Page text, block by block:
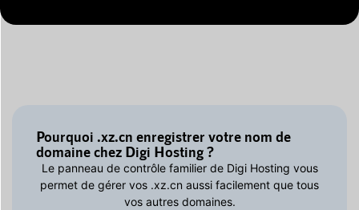
Pourquoi .xz.cn enregistrer votre nom de
domaine chez Digi Hosting ?
Le panneau de contrôle familier de Digi Hosting vous
permet de gérer vos .xz.cn aussi facilement que tous
vos autres domaines.